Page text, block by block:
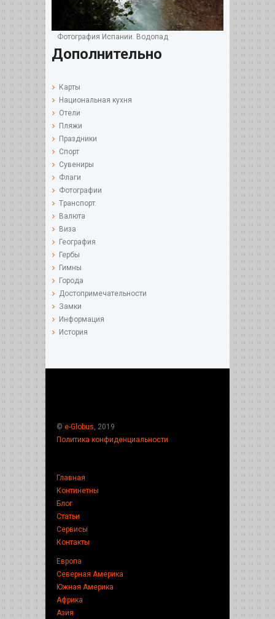
Фотография Испании. Водопад
Дополнительно
Карты
Национальная кухня
Отели
Пляжи
Праздники
Спорт
Сувениры
Флаги
Фотографии
Tранспорт
Валюта
Виза
География
Гербы
Гимны
Города
Достопримечательности
Замки
Информация
История
© e-Globus, 2019
Политика конфиденциальности
Главная
Континетны
Блог
Статьи
Сервисы
Контакты
Европа
Северная Америка
Южная Америка
Африка
Азия